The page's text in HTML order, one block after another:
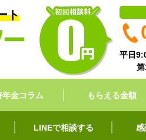
ト
平日
年金コラム もらえる金額
LINEで相談する 感